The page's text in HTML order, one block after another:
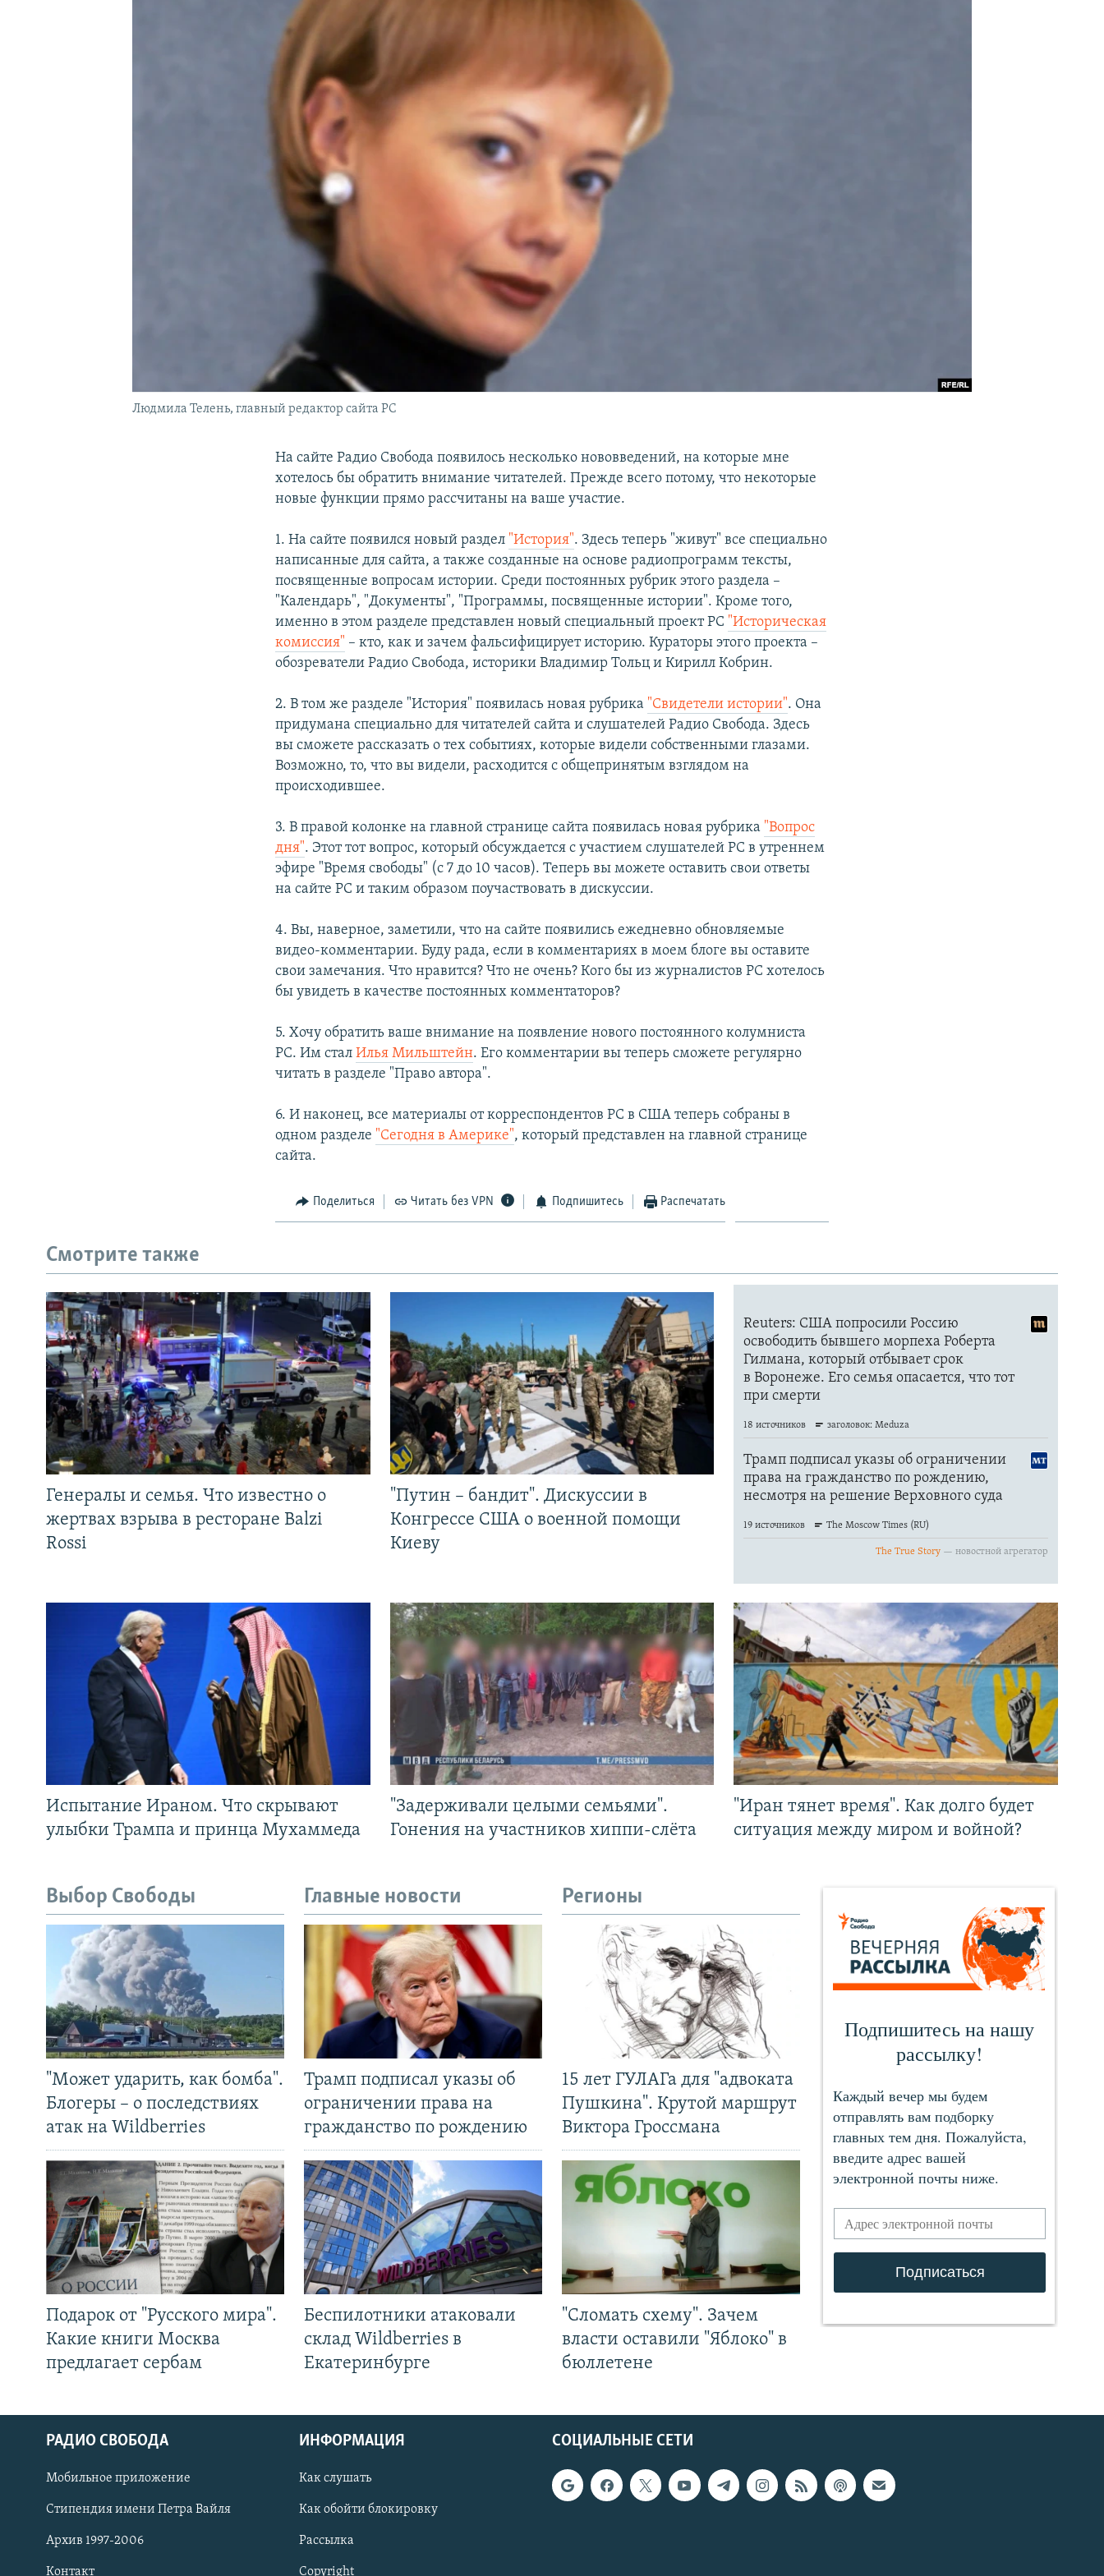
СОЦИАЛЬНЫЕ СЕТИ
Людмила Телень, главный редактор сайта РС
На сайте Радио Свобода появилось несколько нововведений, на которые мне
хотелось бы обратить внимание читателей. Прежде всего потому, что некоторые
новые функции прямо рассчитаны на ваше участие.
1. На сайте появился новый раздел "История". Здесь теперь "живут" все специально
написанные для сайта, а также созданные на основе радиопрограмм тексты,
посвященные вопросам истории. Среди постоянных рубрик этого раздела –
"Календарь", "Документы", "Программы, посвященные истории". Кроме того,
именно в этом разделе представлен новый специальный проект РС "Историческая
комиссия" – кто, как и зачем фальсифицирует историю. Кураторы этого проекта –
обозреватели Радио Свобода, историки Владимир Тольц и Кирилл Кобрин.
2. В том же разделе "История" появилась новая рубрика "Свидетели истории". Она
придумана специально для читателей сайта и слушателей Радио Свобода. Здесь
вы сможете рассказать о тех событиях, которые видели собственными глазами.
Возможно, то, что вы видели, расходится с общепринятым взглядом на
происходившее.
3. В правой колонке на главной странице сайта появилась новая рубрика "Вопрос
дня". Этот тот вопрос, который обсуждается с участием слушателей РС в утреннем
эфире "Время свободы" (с 7 до 10 часов). Теперь вы можете оставить свои ответы
на сайте РС и таким образом поучаствовать в дискуссии.
4. Вы, наверное, заметили, что на сайте появились ежедневно обновляемые
видео-комментарии. Буду рада, если в комментариях в моем блоге вы оставите
свои замечания. Что нравится? Что не очень? Кого бы из журналистов РС хотелось
бы увидеть в качестве постоянных комментаторов?
5. Хочу обратить ваше внимание на появление нового постоянного колумниста
РС. Им сталИлья Мильштейн. Его комментарии вы теперь сможете регулярно
читать в разделе "Право автора".
6. И наконец, все материалы от корреспондентов РС в США теперь собраны в
одном разделе "Сегодня в Америке", который представлен на главной странице
сайта.
Поделиться Читать без VPN Подпишитесь Распечатать
Смотрите также
Генералы и семья. Что известно о
жертвах взрыва в ресторане Balzi
Rossi
"Путин – бандит". Дискуссии в
Конгрессе США о военной помощи
Киеву
Испытание Ираном. Что скрывают
улыбки Трампа и принца Мухаммеда
"Задерживали целыми семьями".
Гонения на участников хиппи-слёта
"Иран тянет время". Как долго будет
ситуация между миром и войной?
Выбор Свободы
"Может ударить, как бомба".
Блогеры – о последствиях
атак на Wildberries
Подарок от "Русского мира".
Какие книги Москва
предлагает сербам
Главные новости
Трамп подписал указы об
ограничении права на
гражданство по рождению
Беспилотники атаковали
склад Wildberries в
Екатеринбурге
Регионы
15 лет ГУЛАГа для "адвоката
Пушкина". Крутой маршрут
Виктора Гроссмана
"Сломать схему". Зачем
власти оставили "Яблоко" в
бюллетене
СОЦИАЛЬНЫЕ СЕТИ
РАДИО СВОБОДА
Мобильное приложение
Стипендия имени Петра Вайля
Архив 1997-2006
Контакт
ИНФОРМАЦИЯ
Как слушать
Как обойти блокировку
Рассылка
Copyright